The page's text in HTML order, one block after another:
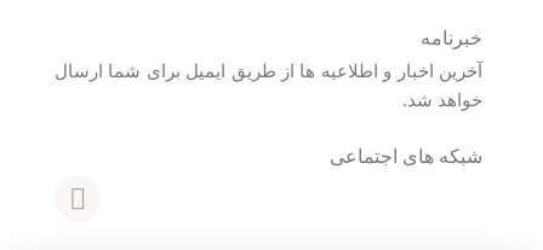
خبرنامه
آخرین اخبار و اطلاعیه ها از طریق ایمیل برای شما ارسال
خواهد شد.
شبکه های اجتماعی